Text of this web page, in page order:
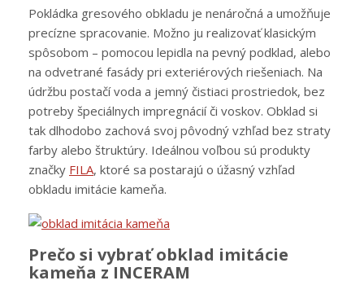
Pokládka gresového obkladu je nenáročná a umožňuje
precízne spracovanie. Možno ju realizovať klasickým
spôsobom – pomocou lepidla na pevný podklad, alebo
na odvetrané fasády pri exteriérových riešeniach. Na
údržbu postačí voda a jemný čistiaci prostriedok, bez
potreby špeciálnych impregnácií či voskov. Obklad si
tak dlhodobo zachová svoj pôvodný vzhľad bez straty
farby alebo štruktúry. Ideálnou voľbou sú produkty
značky FILA, ktoré sa postarajú o úžasný vzhľad
obkladu imitácie kameňa.
Prečo si vybrať obklad imitácie
kameňa z INCERAM